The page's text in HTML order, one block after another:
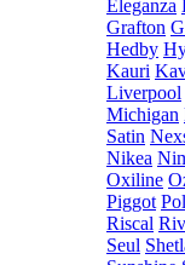
Eleganza
Grafton
Hedby
Kauri
Liverpool
Michigan
Satin
Nikea
Oxiline
Piggot
Riscal
Seul